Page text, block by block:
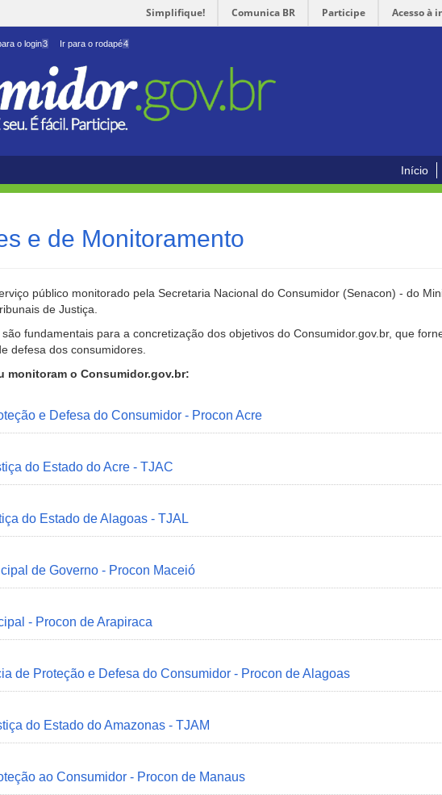
Simplifique! Comunica BR Participe Acesso à
o login3 Ir para o rodapé4
Início
e de Monitoramento
público monitorado pela Secretaria Nacional do Consumidor (Senacon) - do
de Justiça.
fundamentais para a concretização dos objetivos do Consumidor.gov.br, que
defesa dos consumidores.
monitoram o Consumidor.gov.br:
e Defesa do Consumidor - Procon Acre
do Estado do Acre - TJAC
do Estado de Alagoas - TJAL
de Governo - Procon Maceió
- Procon de Arapiraca
de Proteção e Defesa do Consumidor - Procon de Alagoas
do Estado do Amazonas - TJAM
ao Consumidor - Procon de Manaus